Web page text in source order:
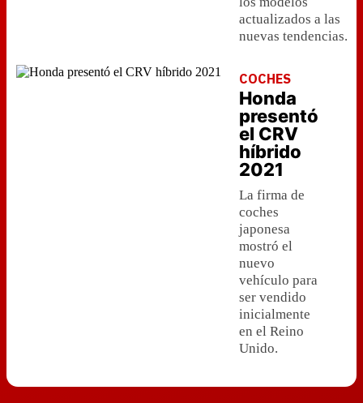
actualizados a las
nuevas tendencias.
COCHES
Honda
presentó
el CRV
híbrido
2021
La firma de
coches
japonesa
mostró el
nuevo
vehículo para
ser vendido
inicialmente
en el Reino
Unido.